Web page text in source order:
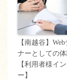
【南越谷】
ナーとしての
【利用者様イ
ー】